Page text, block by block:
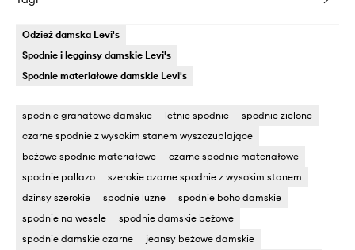
Odzież damska Levi's
Spodnie i legginsy damskie Levi's
Spodnie materiałowe damskie Levi's
spodnie granatowe damskie letnie spodnie
spodnie zielone
czarne spodnie z wysokim stanem wyszczuplające
beżowe spodnie materiałowe
czarne spodnie materiałowe
spodnie pallazo
szerokie czarne spodnie z wysokim stanem
dżinsy szerokie
spodnie luzne
spodnie boho damskie
spodnie na wesele
spodnie damskie beżowe
spodnie damskie czarne
jeansy beżowe damskie